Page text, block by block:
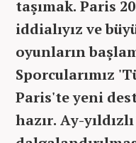
taşımak. Paris
iddialıyız ve
oyunların
Sporcularımız
Paris'te yeni
hazır. Ay-